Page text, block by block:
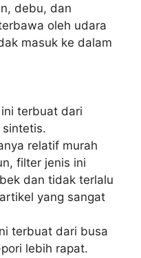
debu, dan
oleh udara
masuk ke dalam
terbuat dari
relatif murah
filter jenis ini
dan tidak terlalu
yang sangat
terbuat dari busa
lebih rapat.